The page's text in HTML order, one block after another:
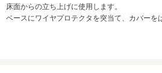
床面からの立ち上げに使用します。
ベースにワイヤプロテクタを突当て、カバーを